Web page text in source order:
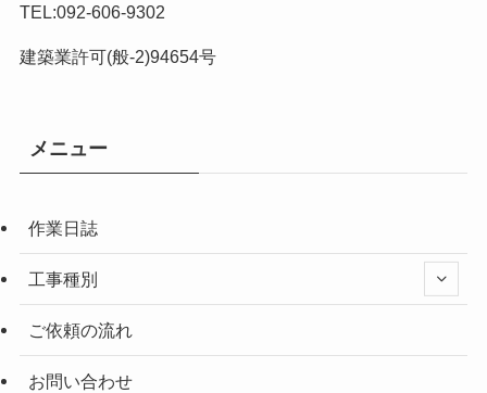
TEL:092-606-9302
建築業許可(般-2)94654号
メニュー
作業日誌
工事種別
ご依頼の流れ
お問い合わせ